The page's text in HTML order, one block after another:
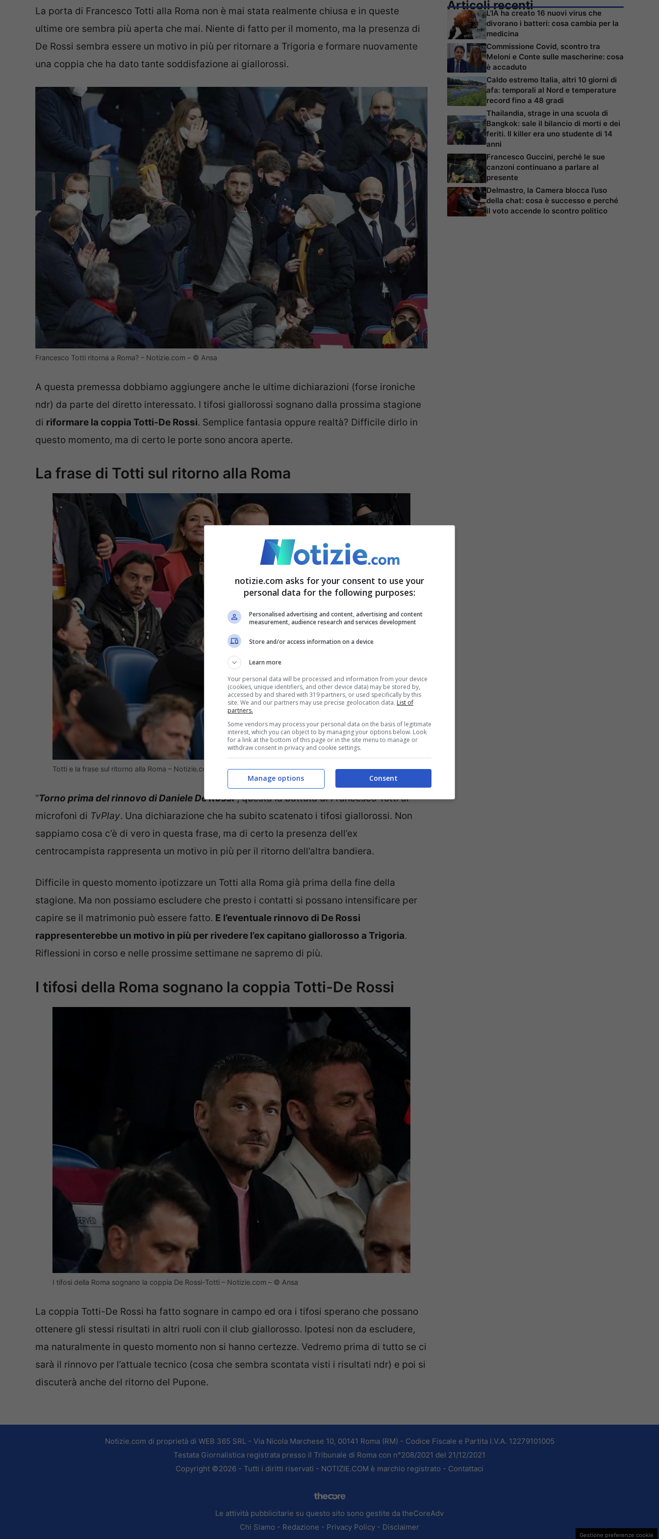
La porta di Francesco Totti alla Roma non è mai stata realmente chiusa e in queste
ultime ore sembra più aperta che mai. Niente di fatto per il momento, ma la presenza di
De Rossi sembra essere un motivo in più per ritornare a Trigoria e formare nuovamente
una coppia che ha dato tante soddisfazione ai giallorossi.
Francesco Totti ritorna a Roma? – Notizie.com – © Ansa
A questa premessa dobbiamo aggiungere anche le ultime dichiarazioni (forse ironiche
ndr) da parte del diretto interessato. I tifosi giallorossi sognano dalla prossima stagione
di riformare la coppia Totti-De Rossi. Semplice fantasia oppure realtà? Difficile dirlo in
questo momento, ma di certo le porte sono ancora aperte.
La frase di Totti sul ritorno alla Roma
Totti e la frase sul ritorno alla Roma – Notizie.com – © Ansa
“Torno prima del rinnovo di Daniele De Rossi“, questa la battuta di Francesco Totti ai
microfoni di TvPlay. Una dichiarazione che ha subito scatenato i tifosi giallorossi. Non
sappiamo cosa c’è di vero in questa frase, ma di certo la presenza dell’ex
centrocampista rappresenta un motivo in più per il ritorno dell’altra bandiera.
Difficile in questo momento ipotizzare un Totti alla Roma già prima della fine della
stagione. Ma non possiamo escludere che presto i contatti si possano intensificare per
capire se il matrimonio può essere fatto. E l’eventuale rinnovo di De Rossi
rappresenterebbe un motivo in più per rivedere l’ex capitano giallorosso a Trigoria.
Riflessioni in corso e nelle prossime settimane ne sapremo di più.
I tifosi della Roma sognano la coppia Totti-De Rossi
I tifosi della Roma sognano la coppia De Rossi-Totti – Notizie.com – © Ansa
La coppia Totti-De Rossi ha fatto sognare in campo ed ora i tifosi sperano che possano
ottenere gli stessi risultati in altri ruoli con il club giallorosso. Ipotesi non da escludere,
ma naturalmente in questo momento non si hanno certezze. Vedremo prima di tutto se ci
sarà il rinnovo per l’attuale tecnico (cosa che sembra scontata visti i risultati ndr) e poi si
discuterà anche del ritorno del Pupone.
Articoli recenti
L’IA ha creato 16 nuovi virus che
divorano i batteri: cosa cambia per la
medicina
Commissione Covid, scontro tra
Meloni e Conte sulle mascherine: cosa
è accaduto
Caldo estremo Italia, altri 10 giorni di
afa: temporali al Nord e temperature
record fino a 48 gradi
Thailandia, strage in una scuola di
Bangkok: sale il bilancio di morti e dei
feriti. Il killer era uno studente di 14
anni
Francesco Guccini, perché le sue
canzoni continuano a parlare al
presente
Delmastro, la Camera blocca l’uso
della chat: cosa è successo e perché
il voto accende lo scontro politico
Notizie.com di proprietà di WEB 365 SRL - Via Nicola Marchese 10, 00141 Roma (RM) - Codice Fiscale e Partita I.V.A. 12279101005
Testata Giornalistica registrata presso il Tribunale di Roma con n°208/2021 del 21/12/2021
Copyright ©2026 - Tutti i diritti riservati - NOTIZIE.COM è marchio registrato - Contattaci
Le attività pubblicitarie su questo sito sono gestite da theCoreAdv
Chi Siamo - Redazione - Privacy Policy - Disclaimer
Gestione preferenze cookie
notizie.com asks for your consent to use your
personal data for the following purposes:
Personalised advertising and content, advertising and content
measurement, audience research and services development
Store and/or access information on a device
Learn more
Your personal data will be processed and information from your device
(cookies, unique identifiers, and other device data) may be stored by,
accessed by and shared with 319 partners, or used specifically by this
site. We and our partners may use precise geolocation data. List of
partners.
Some vendors may process your personal data on the basis of legitimate
interest, which you can object to by managing your options below. Look
for a link at the bottom of this page or in the site menu to manage or
withdraw consent in privacy and cookie settings.
Consent
Manage options